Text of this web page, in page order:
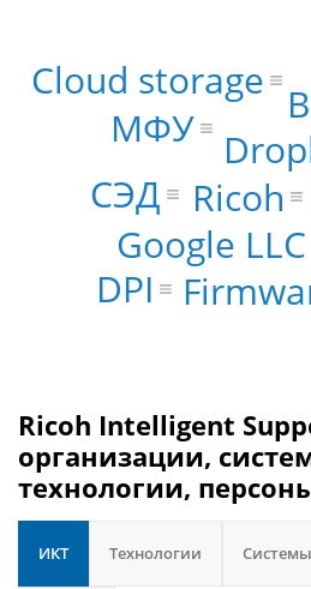
Ricoh
Google LLC
МФУ
СЭД
DPI
Cloud storage
Ricoh Intelligent
организации,
технологии,
ИКТ Технологии Системы